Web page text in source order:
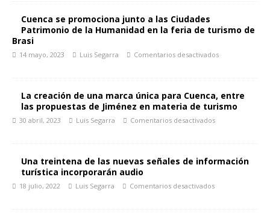
Cuenca se promociona junto a las Ciudades
Patrimonio de la Humanidad en la feria de turismo de
Brasi
14 mayo, 2023 Luis Segarra Comentarios desactivados
La creación de una marca única para Cuenca, entre
las propuestas de Jiménez en materia de turismo
30 abril, 2023 Luis Segarra Comentarios desactivados
Una treintena de las nuevas señales de información
turística incorporarán audio
18 julio, 2022 Luis Segarra Comentarios desactivados